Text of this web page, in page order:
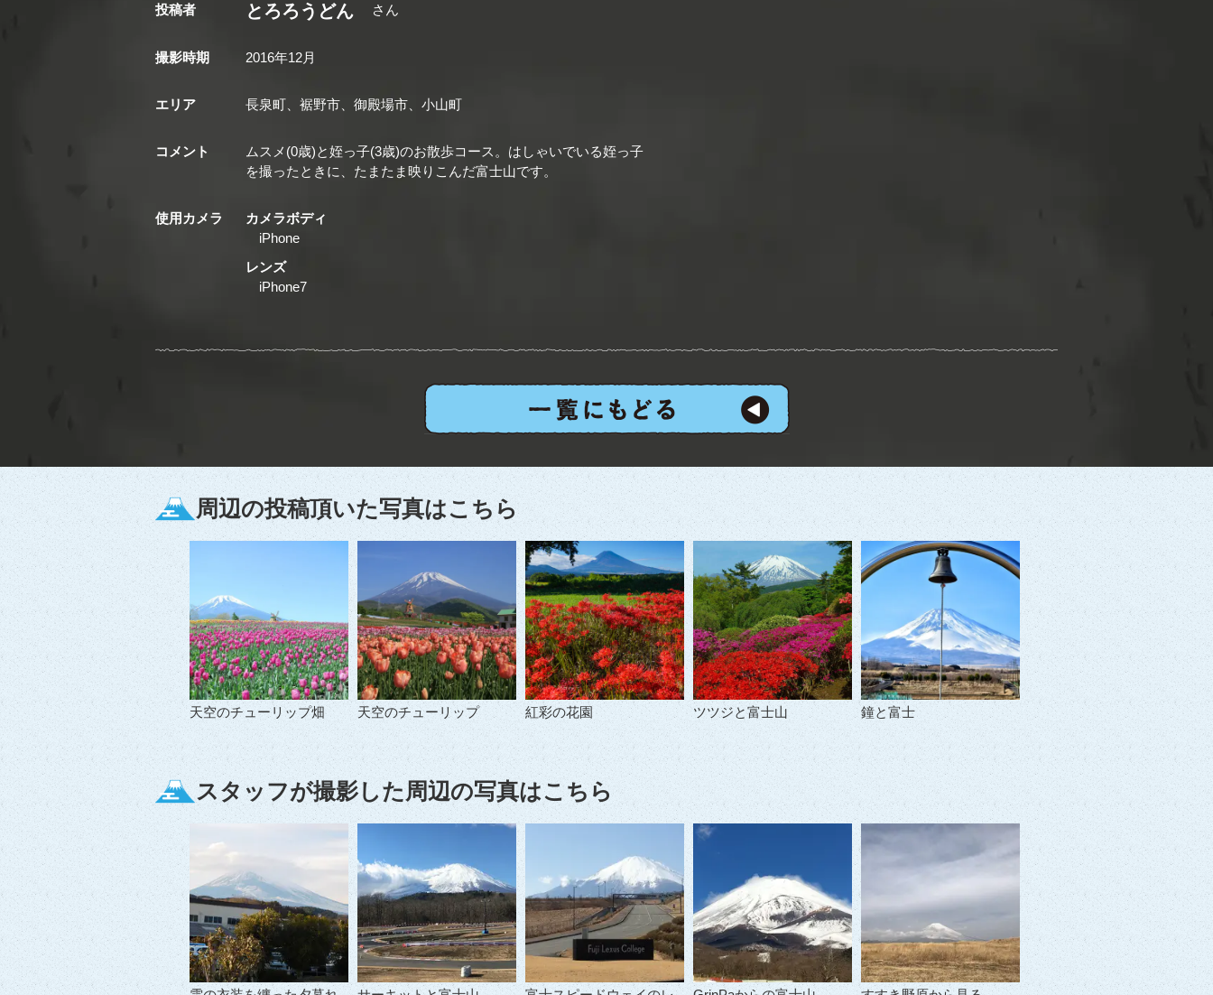
投稿者 とろろうどん さん
撮影時期 2016年12月
エリア 長泉町、裾野市、御殿場市、小山町
コメント
ムスメ(0歳)と姪っ子(3歳)のお散歩コース。はしゃいでいる姪っ子
を撮ったときに、たまたま映りこんだ富士山です。
使用カメラ
カメラボディ
iPhone
レンズ
iPhone7
周辺の投稿頂いた写真はこちら
天空のチューリップ畑 天空のチューリップ 紅彩の花園 ツツジと富士山 鐘と富士
スタッフが撮影した周辺の写真はこちら